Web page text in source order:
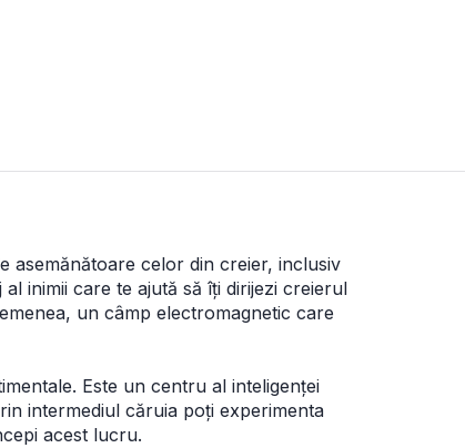
asemănătoare celor din creier, inclusiv
inimii care te ajută să îți dirijezi creierul
un câmp electromagnetic care
Este un centru al inteligenței
intermediul căruia poți experimenta
acest lucru.